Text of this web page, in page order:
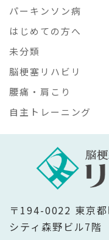
パーキンソン病
はじめての方へ
未分類
脳梗塞リハビリ
腰痛・肩こり
自主トレーニング
〒194-0022 東京
シティ森野ビル7階